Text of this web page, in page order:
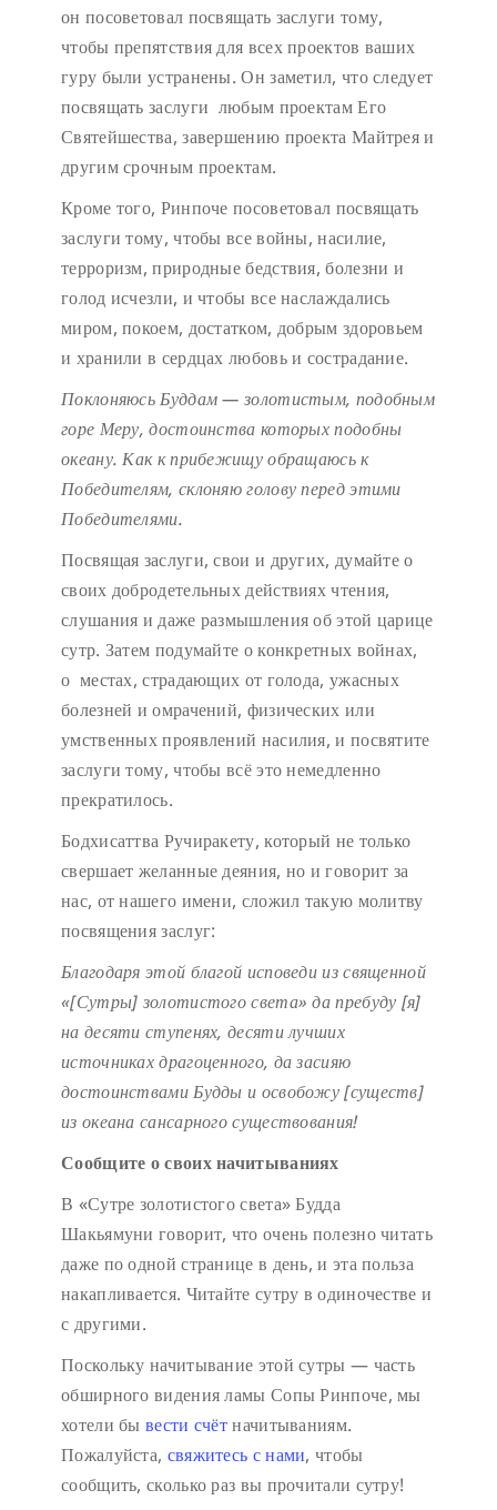
он посоветовал посвящать заслуги тому,
чтобы препятствия для всех проектов ваших
гуру были устранены. Он заметил, что следует
посвящать заслуги любым проектам Его
Святейшества, завершению проекта Майтрея и
другим срочным проектам.
Кроме того, Ринпоче посоветовал посвящать
заслуги тому, чтобы все войны, насилие,
терроризм, природные бедствия, болезни и
голод исчезли, и чтобы все наслаждались
миром, покоем, достатком, добрым здоровьем
и хранили в сердцах любовь и сострадание.
Поклоняюсь Буддам — золотистым, подобным
горе Меру, достоинства которых подобны
океану. Как к прибежищу обращаюсь к
Победителям, склоняю голову перед этими
Победителями.
Посвящая заслуги, свои и других, думайте о
своих добродетельных действиях чтения,
слушания и даже размышления об этой царице
сутр. Затем подумайте о конкретных войнах,
о местах, страдающих от голода, ужасных
болезней и омрачений, физических или
умственных проявлений насилия, и посвятите
заслуги тому, чтобы всё это немедленно
прекратилось.
Бодхисаттва Ручиракету, который не только
свершает желанные деяния, но и говорит за
нас, от нашего имени, сложил такую молитву
посвящения заслуг:
Благодаря этой благой исповедииз священной
«[Сутры] золотистого света» да пребуду [я]
на десяти ступенях, десяти лучших
источниках драгоценного, да засияю
достоинствами Будды и освобожу [существ]
из океана сансарного существования!
Сообщите о своих начитываниях
В «Сутре золотистого света» Будда
Шакьямуни говорит, что очень полезно читать
даже по одной странице в день, и эта польза
накапливается. Читайте сутру в одиночестве и
с другими.
Поскольку начитывание этой сутры — часть
обширного видения ламы Сопы Ринпоче, мы
хотели бы вести счётначитываниям.
Пожалуйста, свяжитесь с нами, чтобы
сообщить, сколько раз вы прочитали сутру!